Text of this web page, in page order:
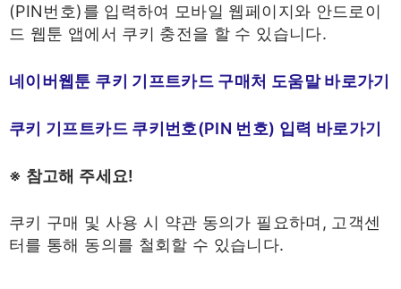
(PIN번호)를 입력하여 모바일 웹페이지와 안드로이
드 웹툰 앱에서 쿠키 충전을 할 수 있습니다.​
네이버웹툰 쿠키 기프트카드 구매처 도움말 바로가기
쿠키 기프트카드 쿠키번호(PIN 번호) 입력 바로가기
※ 참고해 주세요!
쿠키 구매 및 사용 시 약관 동의가 필요하며, 고객센
터를 통해 동의를 철회할 수 있습니다.